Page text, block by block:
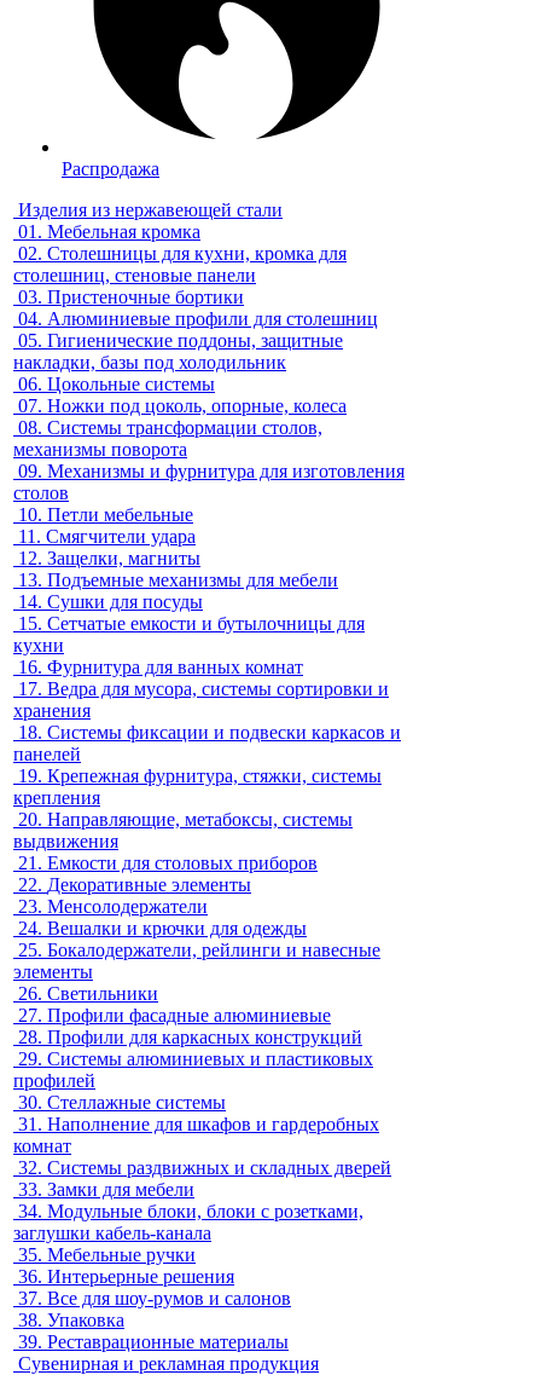
Распродажа
Изделия из нержавеющей стали
01. Мебельная кромка
02. Столешницы для кухни, кромка для
столешниц, стеновые панели
03. Пристеночные бортики
04. Алюминиевые профили для столешниц
05. Гигиенические поддоны, защитные
накладки, базы под холодильник
06. Цокольные системы
07. Ножки под цоколь, опорные, колеса
08. Системы трансформации столов,
механизмы поворота
09. Механизмы и фурнитура для изготовления
столов
10. Петли мебельные
11. Смягчители удара
12. Защелки, магниты
13. Подъемные механизмы для мебели
14. Сушки для посуды
15. Сетчатые емкости и бутылочницы для
кухни
16. Фурнитура для ванных комнат
17. Ведра для мусора, системы сортировки и
хранения
18. Системы фиксации и подвески каркасов и
панелей
19. Крепежная фурнитура, стяжки, системы
крепления
20. Направляющие, метабоксы, системы
выдвижения
21. Емкости для столовых приборов
22. Декоративные элементы
23. Менсолодержатели
24. Вешалки и крючки для одежды
25. Бокалодержатели, рейлинги и навесные
элементы
26. Светильники
27. Профили фасадные алюминиевые
28. Профили для каркасных конструкций
29. Системы алюминиевых и пластиковых
профилей
30. Стеллажные системы
31. Наполнение для шкафов и гардеробных
комнат
32. Системы раздвижных и складных дверей
33. Замки для мебели
34. Модульные блоки, блоки с розетками,
заглушки кабель-канала
35. Мебельные ручки
36. Интерьерные решения
37. Все для шоу-румов и салонов
38. Упаковка
39. Реставрационные материалы
Сувенирная и рекламная продукция